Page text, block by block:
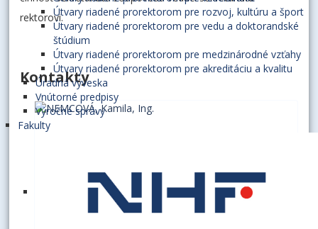
Útvary riadené prorektorom pre rozvoj, kultúru a šport
Útvary riadené prorektorom pre vedu a doktorandské
štúdium
Útvary riadené prorektorom pre medzinárodné vzťahy
Útvary riadené prorektorom pre akreditáciu a kvalitu
Úradná výveska
Vnútorné predpisy
Výročné správy
Fakulty
rektorovi.
Kontakty
E3.21
+421 2 6729 5902